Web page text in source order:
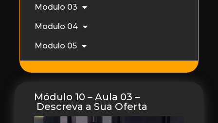
Modulo 03
Modulo 04
Modulo 05
Módulo 10 – Aula 03 –
Descreva a Sua Oferta